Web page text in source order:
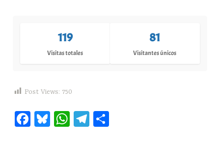
119
Visitas totales
81
Visitantes únicos
Post Views: 750
Fa Bl W Te